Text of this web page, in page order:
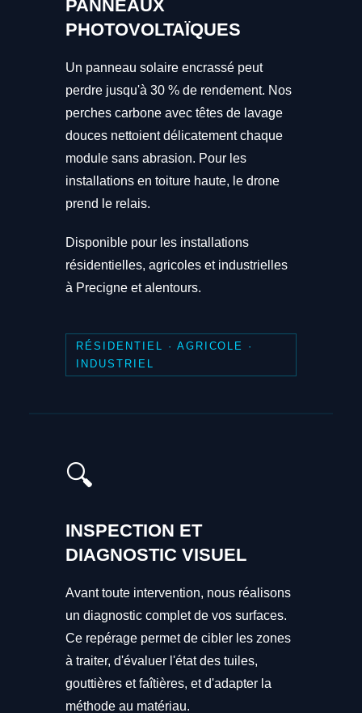
PANNEAUX
PHOTOVOLTAÏQUES
Un panneau solaire encrassé peut
perdre jusqu'à 30 % de rendement. Nos
perches carbone avec têtes de lavage
douces nettoient délicatement chaque
module sans abrasion. Pour les
installations en toiture haute, le drone
prend le relais.
Disponible pour les installations
résidentielles, agricoles et industrielles
à Precigne et alentours.
RÉSIDENTIEL · AGRICOLE ·
INDUSTRIEL
🔍
INSPECTION ET
DIAGNOSTIC VISUEL
Avant toute intervention, nous réalisons
un diagnostic complet de vos surfaces.
Ce repérage permet de cibler les zones
à traiter, d'évaluer l'état des tuiles,
gouttières et faîtières, et d'adapter la
méthode au matériau.